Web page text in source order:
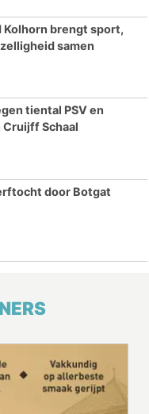
Kolhorn brengt sport,
samen
tiental PSV en
Schaal
door Botgat